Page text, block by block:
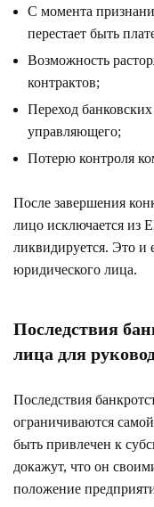
С момента
перестает быть
Возможность
контрактов;
Переход
управляющего;
Потерю контроля
После завершения
лицо исключается из
ликвидируется. Это и
юридического лица.
Последствия
лица для
Последствия
ограничиваются
быть привлечен к
докажут, что он
положение